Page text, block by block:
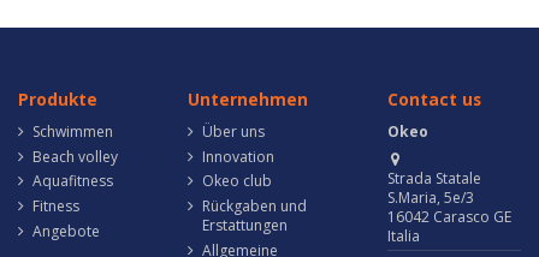
Produkte
Schwimmen
Beach volley
Aquafitness
Fitness
Angebote
Unternehmen
Über uns
Innovation
Okeo club
Rückgaben und
Erstattungen
Allgemeine
Contact us
Okeo
Strada Statale
S.Maria, 5e/3
16042 Carasco GE
Italia